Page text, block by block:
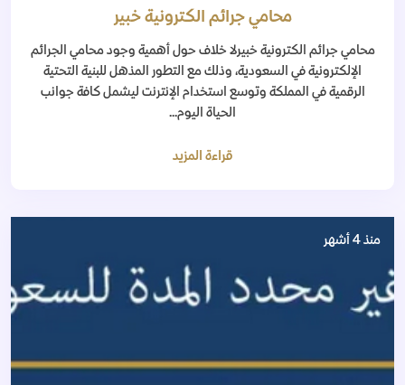
محامي جرائم الكترونية خبير
محامي جرائم الكترونية خبيرلا خلاف حول أهمية وجود محامي الجرائم
الإلكترونية في السعودية، وذلك مع التطور المذهل للبنية التحتية
الرقمية في المملكة وتوسع استخدام الإنترنت ليشمل كافة جوانب
الحياة اليوم...
قراءة المزيد
منذ 4 أشهر